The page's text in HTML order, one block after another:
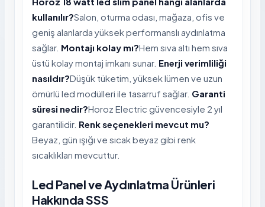
kullanılır?Salon, oturma odası, mağaza, ofis ve
geniş alanlarda yüksek performanslı aydınlatma
sağlar. Montajı kolay mı?Hem sıva altı hem sıva
üstü kolay montaj imkanı sunar. Enerji verimliliği
nasıldır?Düşük tüketim, yüksek lümen ve uzun
ömürlü led modülleri ile tasarruf sağlar. Garanti
süresi nedir?Horoz Electric güvencesiyle 2 yıl
garantilidir. Renk seçenekleri mevcut mu?
Beyaz, gün ışığı ve sıcak beyaz gibi renk
sıcaklıkları mevcuttur.
Led Panel ve Aydınlatma Ürünleri
Hakkında SSS